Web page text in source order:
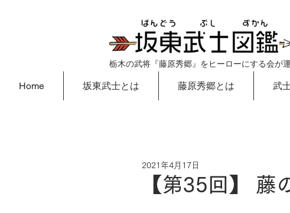
栃木の武将『藤原秀郷』をヒーローにする会が
Home 坂東武士とは 藤原秀郷とは 武
【第35回】 藤
2021年4月17日